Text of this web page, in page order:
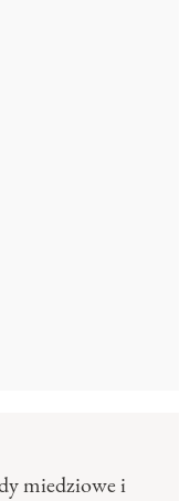
miedziowe i